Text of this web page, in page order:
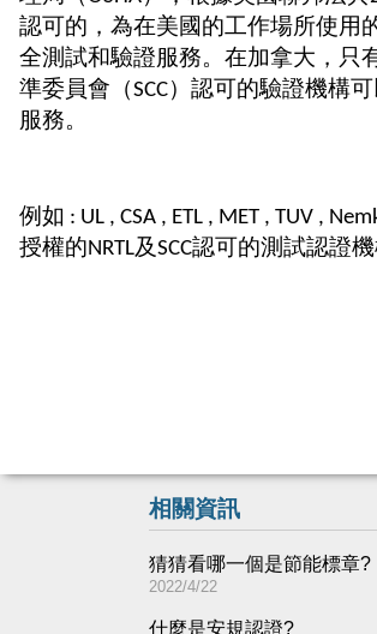
認可的，為在美國的工作場所使用
全測試和驗證服務。在加拿大，只
準委員會（SCC）認可的驗證機構
服務。
例如 : UL , CSA , ETL , MET , TUV ,
授權的NRTL及SCC認可的測試認證機
相關資訊
猜猜看哪一個是節能標章?
2022/4/22
什麼是安規認證?